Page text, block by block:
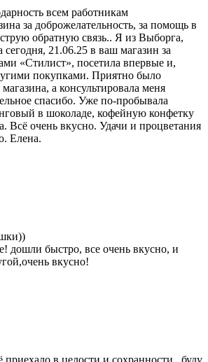
всем работникам
за доброжелательность, за помощь в
обратную связь.. Я из Выборга,
сегодня, 21.06.25 в ваш магазин за
«Стилист», посетила впервые и,
покупками. Приятно было
а консультировала меня
спасибо. Уже по-пробывала
в шоколаде, кофейную конфетку
Всё очень вкусно. Удачи и процветания
Елена.
дошли быстро, все очень вкусно, и
вкусно!
в целости и сохранности , буду